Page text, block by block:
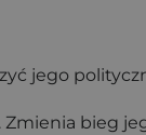
jego
Zmienia bieg